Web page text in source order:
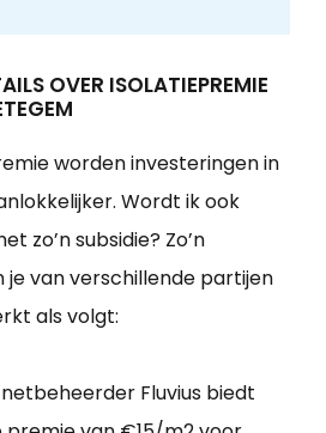
OVER ISOLATIEPREMIE
worden investeringen in
Wordt ik ook
zo’n subsidie? Zo’n
van verschillende partijen
als volgt:
Fluvius biedt